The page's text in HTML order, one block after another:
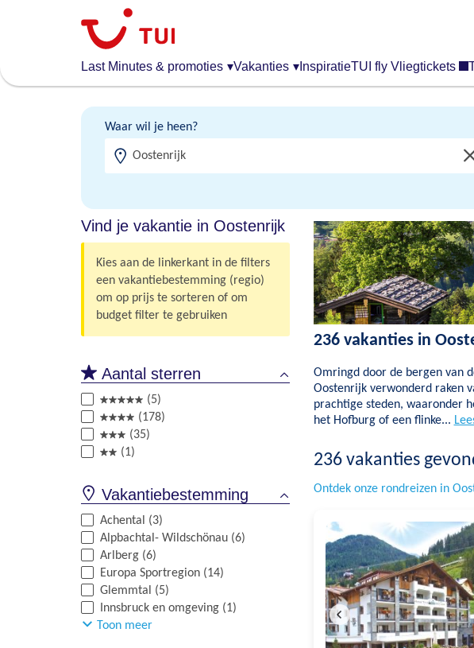
algemene
Last Minutes & promoties ▾Vakanties ▾ InspiratieTUI fly Vliegtickets
Waar wil je heen?
Vind je vakantie in Oostenrijk
Kies aan de linkerkant in de filters
een vakantiebestemming (regio)
om op prijs te sorteren of om
budget filter te gebruiken
Aantal sterren
(5)
(178)
(35)
(1)
Vakantiebestemming
Achental (3)
Alpbachtal- Wildschönau (6)
Arlberg (6)
Europa Sportregion (14)
Glemmtal (5)
Innsbruck en omgeving (1)
Toon meer
236 vakanties in
Omringd door de bergen van
Oostenrijk verwonderd raken
prachtige steden, waaronder
het Hofburg of een flinke...
236vakanties
Ontdek onze rondreizen in